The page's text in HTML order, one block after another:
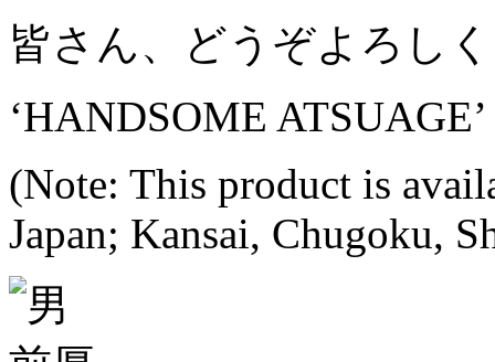
皆さん、どうぞよろし
‘HANDSOME
(Note: This product is
Japan; Kansai, Chugoku,